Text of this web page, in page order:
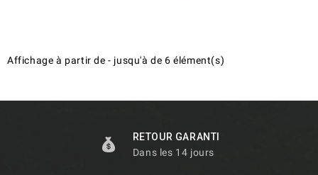
Affichage à partir de- jusqu'àde 6élément(s)
RETOUR GARANTI
Dans les 14 jours